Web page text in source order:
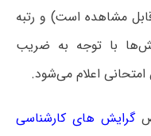
مشاهده است) و رتبه
با توجه به ضریب
اعلام می‌شود.
گرایش های کارشناسی